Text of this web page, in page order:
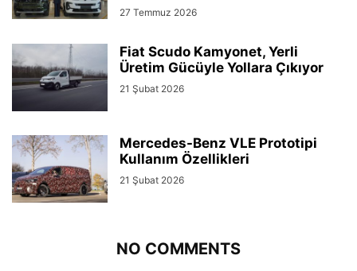
27 Temmuz 2026
Fiat Scudo Kamyonet, Yerli
Üretim Gücüyle Yollara Çıkıyor
21 Şubat 2026
Mercedes-Benz VLE Prototipi
Kullanım Özellikleri
21 Şubat 2026
NO COMMENTS